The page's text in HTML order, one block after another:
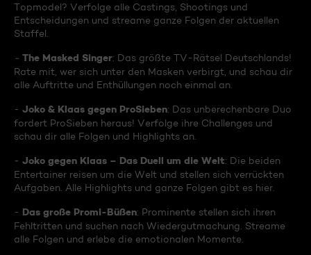
Topmodel? Verfolge alle Castings, Shootings und
Entscheidungen und streame ganze Folgen der aktuellen
Staffel.
- The Masked Singer: Das größte TV-Rätsel Deutschlands!
Rate mit, wer sich unter den Masken verbirgt, und schau dir
alle Auftritte und Enthüllungen noch einmal an.
- Joko & Klaas gegen ProSieben: Das unberechenbare Duo
fordert ProSieben heraus! Verfolge ihre Challenges und
schau dir alle Folgen und Highlights an.
- Joko gegen Klaas – Das Duell um die Welt: Die beiden
Entertainer reisen um die Welt und stellen sich verrückten
Aufgaben. Alle Highlights und ganze Folgen gibt es hier.
- Das große Promi-Büßen: Prominente stellen sich ihren
Fehltritten und suchen nach Wiedergutmachung. Streame
alle Folgen und erlebe die emotionalen Momente.